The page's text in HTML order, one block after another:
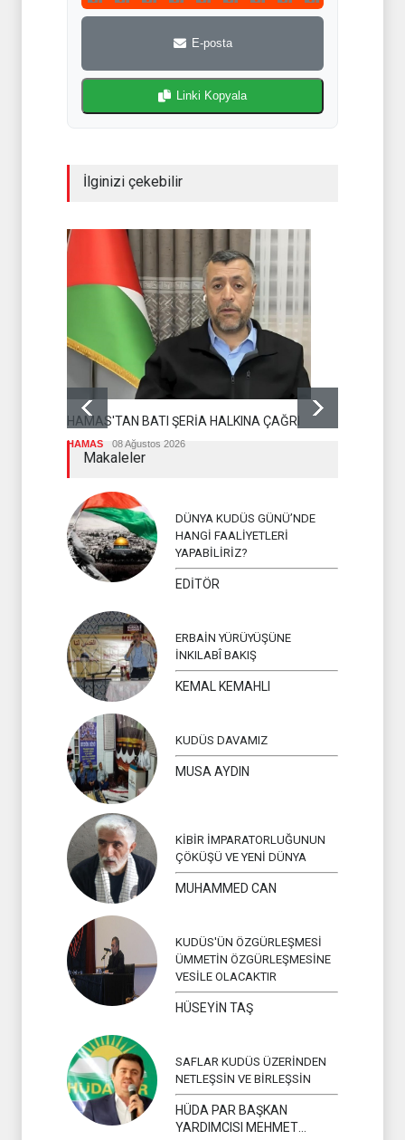
E-posta
Linki Kopyala
İlginizi çekebilir
HAMAS'TAN BATI ŞERİA HALKINA ÇAĞRI
HAMAS 08 Ağustos 2026
Makaleler
DÜNYA KUDÜS GÜNÜ’NDE
HANGİ FAALİYETLERİ
YAPABİLİRİZ?
EDİTÖR
ERBAİN YÜRÜYÜŞÜNE
İNKILABÎ BAKIŞ
KEMAL KEMAHLI
KUDÜS DAVAMIZ
MUSA AYDIN
KİBİR İMPARATORLUĞUNUN
ÇÖKÜŞÜ VE YENİ DÜNYA
MUHAMMED CAN
KUDÜS'ÜN ÖZGÜRLEŞMESİ
ÜMMETİN ÖZGÜRLEŞMESİNE
VESİLE OLACAKTIR
HÜSEYİN TAŞ
SAFLAR KUDÜS ÜZERİNDEN
NETLEŞSİN VE BİRLEŞSİN
HÜDA PAR BAŞKAN
YARDIMCISI MEHMET